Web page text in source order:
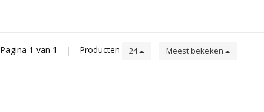
Pagina 1 van 1 | Producten 24 Meest bekeken